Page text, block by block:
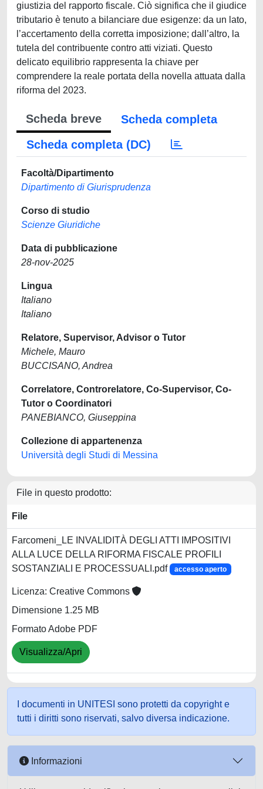
giustizia del rapporto fiscale. Ciò significa che il giudice
tributario è tenuto a bilanciare due esigenze: da un lato,
l’accertamento della corretta imposizione; dall’altro, la
tutela del contribuente contro atti viziati. Questo
delicato equilibrio rappresenta la chiave per
comprendere la reale portata della novella attuata dalla
riforma del 2023.
Scheda breve
Scheda completa
Scheda completa (DC)
Facoltà/Dipartimento
Dipartimento di Giurisprudenza
Corso di studio
Scienze Giuridiche
Data di pubblicazione
28-nov-2025
Lingua
Italiano
Italiano
Relatore, Supervisor, Advisor o Tutor
Michele, Mauro
BUCCISANO, Andrea
Correlatore, Controrelatore, Co-Supervisor, Co-
Tutor o Coordinatori
PANEBIANCO, Giuseppina
Collezione di appartenenza
Università degli Studi di Messina
File in questo prodotto:
File
Farcomeni_LE INVALIDITÀ DEGLI ATTI IMPOSITIVI
ALLA LUCE DELLA RIFORMA FISCALE PROFILI
SOSTANZIALI E PROCESSUALI.pdf
accesso aperto
Licenza: Creative Commons
Dimensione 1.25 MB
Formato Adobe PDF
Visualizza/Apri
I documenti in UNITESI sono protetti da copyright e
tutti i diritti sono riservati, salvo diversa indicazione.
Informazioni